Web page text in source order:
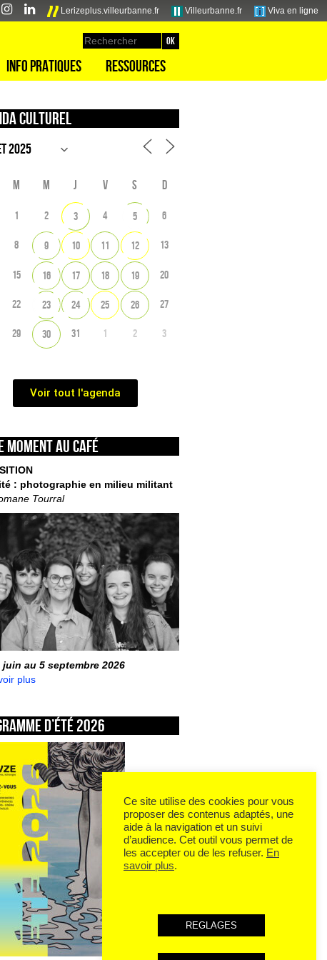
Lerizeplus.villeurbanne.fr Villeurbanne.fr Viva en ligne
Info pratiques Ressources
culturel
M M J V S D
1 2 3 4 5 6
8 9 10 11 12 13
15 16 17 18 19 20
22 23 24 25 26 27
29 30 31 1 2 3
Voir tout l'agenda
moment au café
: photographie en milieu militant
Tourral
juin au 5 septembre 2026
plus
d’été 2026
Ce site utilise des cookies pour vous
proposer des contenus adaptés, une
aide à la navigation et un suivi
d’audience. Cet outil vous permet de
les accepter ou de les refuser. En
savoir plus.
REGLAGES